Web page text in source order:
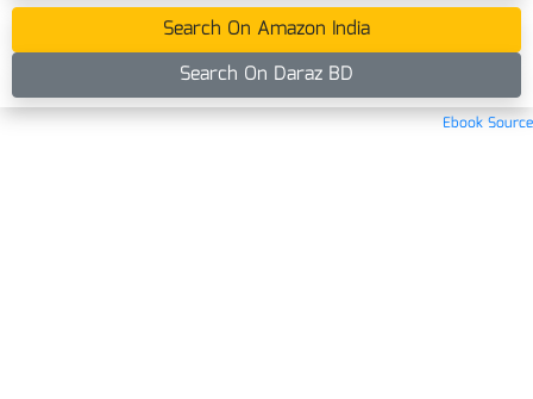
Search On Amazon India
Search On Daraz BD
Ebook Source